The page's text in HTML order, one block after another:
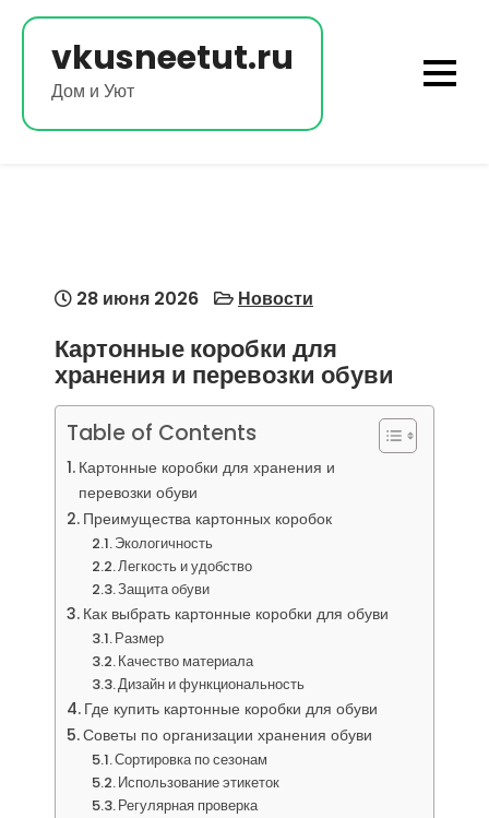
Перейти
содержимому
vkusneetut.ru
Дом и Уют
28 июня 2026 Новости
Картонные коробки для
хранения и перевозки обуви
Table of Contents
Картонные коробки для хранения и
перевозки обуви
Преимущества картонных коробок
Экологичность
Легкость и удобство
Защита обуви
Как выбрать картонные коробки для обуви
Размер
Качество материала
Дизайн и функциональность
Где купить картонные коробки для обуви
Советы по организации хранения обуви
Сортировка по сезонам
Использование этикеток
Регулярная проверка